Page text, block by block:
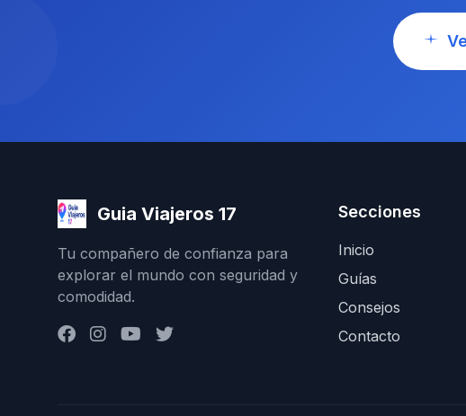
Guia Viajeros 17
Tu compañero de confianza para
explorar el mundo con seguridad y
comodidad.
Secciones
Inicio
Guías
Consejos
Contacto